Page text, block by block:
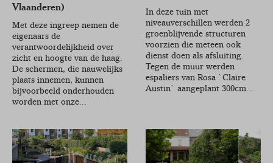
Vlaanderen)
Met deze ingreep nemen de
eigenaars de
verantwoordelijkheid over
zicht en hoogte van de haag.
De schermen, die nauwelijks
plaats innemen, kunnen
bijvoorbeeld onderhouden
worden met onze...
In deze tuin met
niveauverschillen werden 2
groenblijvende structuren
voorzien die meteen ook
dienst doen als afsluiting.
Tegen de muur werden
espaliers van Rosa `Claire
Austin` aangeplant 300cm...